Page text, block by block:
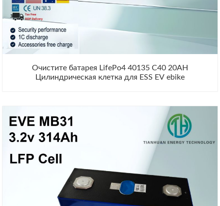
Очистите батарея LifePo4 40135 C40 20AH
Цилиндрическая клетка для ESS EV ebike